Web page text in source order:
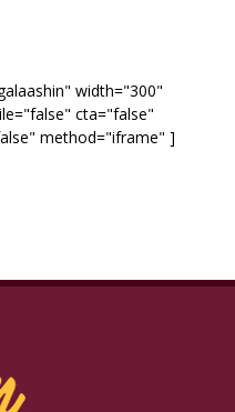
width="300"
cta="false"
method="iframe" ]